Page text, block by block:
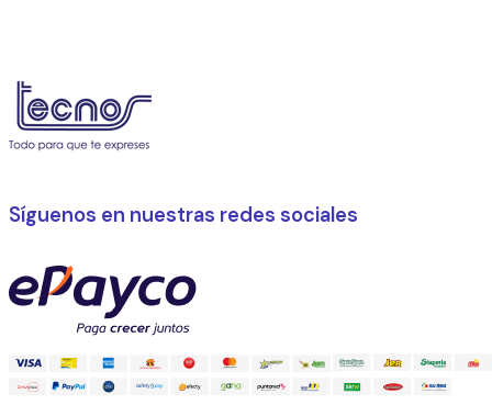
Síguenos en nuestras redes sociales